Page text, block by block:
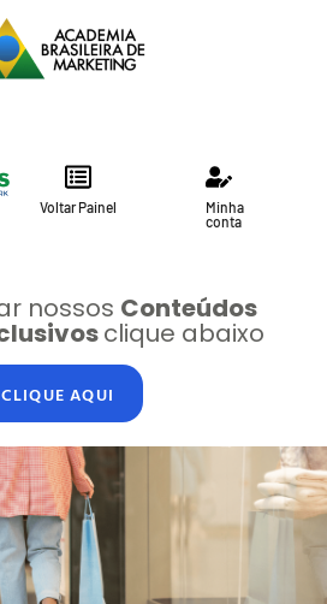
Voltar Painel
Minha
conta
nossos Conteúdos
clique abaixo
CLIQUE AQUI